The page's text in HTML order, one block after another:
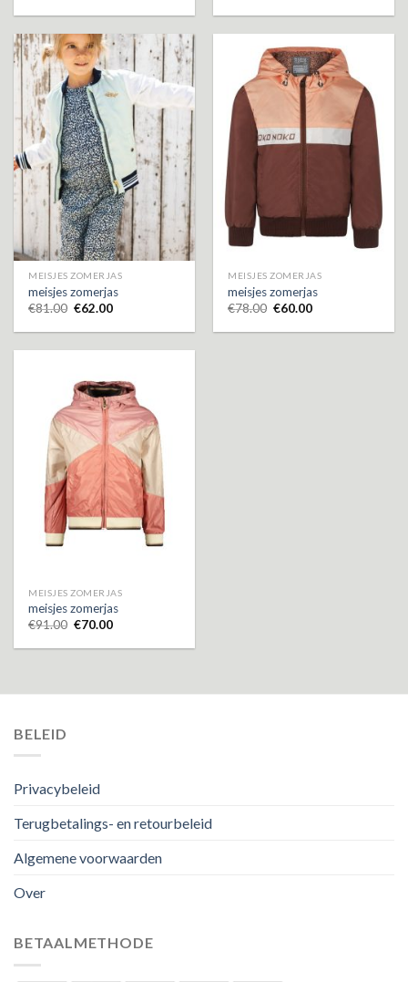
MEISJES ZOMERJAS
meisjes zomerjas
€81.00 €62.00
MEISJES ZOMERJAS
meisjes zomerjas
€78.00 €60.00
MEISJES ZOMERJAS
meisjes zomerjas
€91.00 €70.00
BELEID
Privacybeleid
Terugbetalings- en retourbeleid
Algemene voorwaarden
Over
BETAALMETHODE